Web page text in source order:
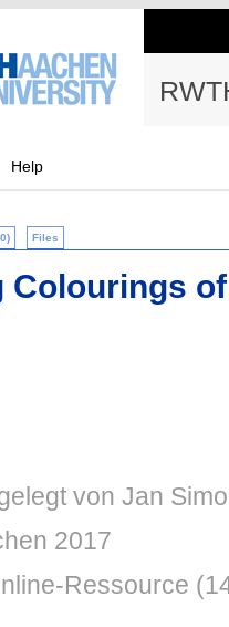
Help
Files
Colourings
von Jan
2017
Ressource